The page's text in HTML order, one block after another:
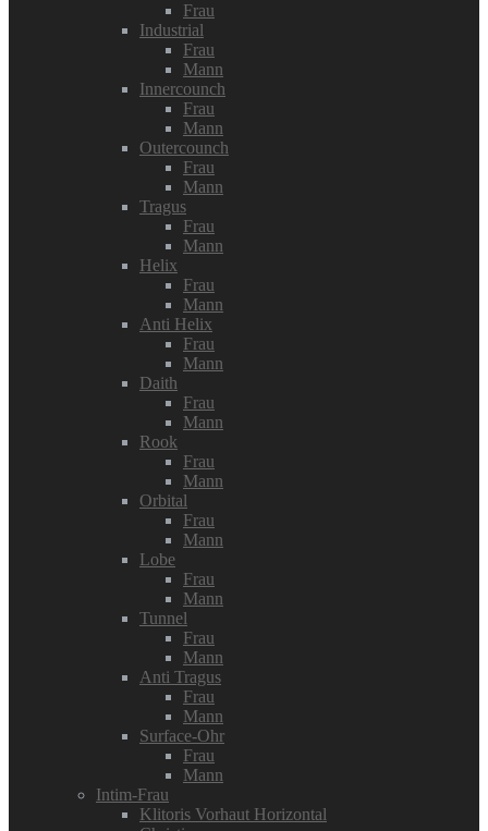
Frau
Industrial
Frau
Mann
Innercounch
Frau
Mann
Outercounch
Frau
Mann
Tragus
Frau
Mann
Helix
Frau
Mann
Anti Helix
Frau
Mann
Daith
Frau
Mann
Rook
Frau
Mann
Orbital
Frau
Mann
Lobe
Frau
Mann
Tunnel
Frau
Mann
Anti Tragus
Frau
Mann
Surface-Ohr
Frau
Mann
Intim-Frau
Klitoris Vorhaut Horizontal